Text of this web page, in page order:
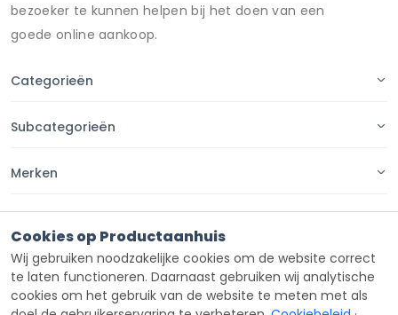
bezoeker te kunnen helpen bij het doen van een
goede online aankoop.
Categorieën
Subcategorieën
Merken
Contact
Cookies op Productaanhuis
Wij gebruiken noodzakelijke cookies om de website correct
te laten functioneren. Daarnaast gebruiken wij analytische
cookies om het gebruik van de website te meten met als